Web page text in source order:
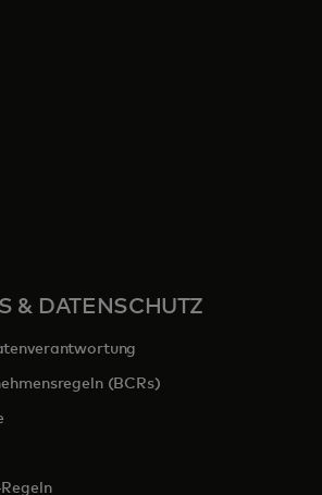
neuen Registerkarte geöffnet
in einer neuen Registerkarte geöffnet
& DATENSCHUTZ
(BCRs)
in einer neuen Registerkarte geöffnet